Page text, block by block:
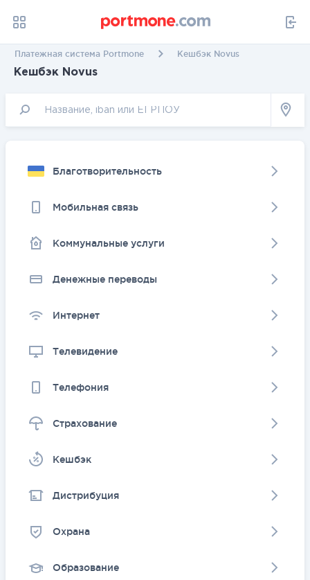
Платежная система Portmone Кешбэк Novus
Кешбэк Novus
Благотворительность
Мобильная связь
Коммунальные услуги
Денежные переводы
Интернет
Телевидение
Телефония
Страхование
Kешбэк
Дистрибуция
Охрана
Образование